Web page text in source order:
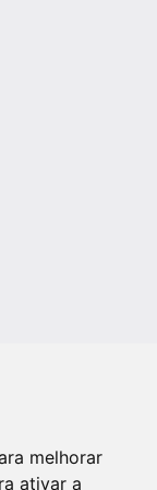
melhorar
ativar a